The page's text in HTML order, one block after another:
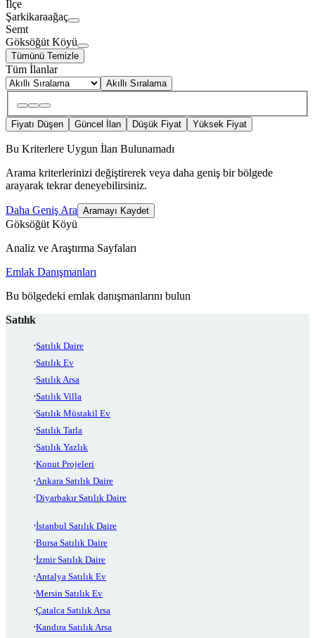
İlçe
Şarkikaraağaç
Semt
Göksöğüt Köyü
Tümünü Temizle
Tüm İlanlar
Akıllı Sıralama
Fiyatı Düşen Güncel İlan Düşük Fiyat Yüksek Fiyat
Bu Kriterlere Uygun İlan Bulunamadı
Arama kriterlerinizi değiştirerek veya daha geniş bir bölgede
arayarak tekrar deneyebilirsiniz.
Daha Geniş Ara Aramayı Kaydet
Göksöğüt Köyü
Analiz ve Araştırma Sayfaları
Emlak Danışmanları
Bu bölgedeki emlak danışmanlarını bulun
Satılık
Satılık Daire
Satılık Ev
Satılık Arsa
Satılık Villa
Satılık Müstakil Ev
Satılık Tarla
Satılık Yazlık
Konut Projeleri
Ankara Satılık Daire
Diyarbakır Satılık Daire
İstanbul Satılık Daire
Bursa Satılık Daire
İzmir Satılık Daire
Antalya Satılık Ev
Mersin Satılık Ev
Çatalca Satılık Arsa
Kandıra Satılık Arsa